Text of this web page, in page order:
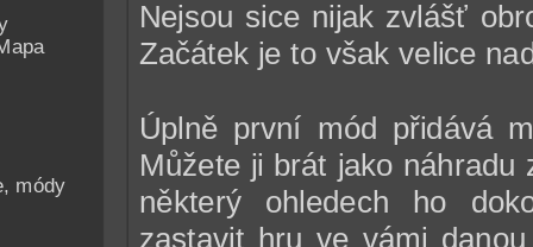
módy
Nejsou sice nijak zvlášť
Začátek je to však velice
Úplně první mód přidává
Můžete ji brát jako
některý ohledech ho
zastavit hru ve vámi